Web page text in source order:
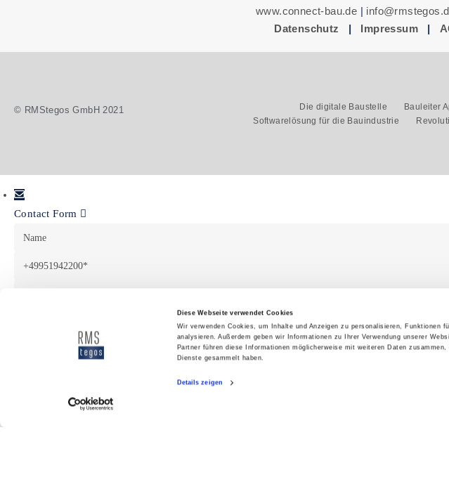
Diese Webseite verwendet Cookies
Wir verwenden Cookies, um Inhalte und Anzeigen zu personalisieren, Funktionen
analysieren. Außerdem geben wir Informationen zu Ihrer Verwendung unserer
Partner führen diese Informationen möglicherweise mit weiteren Daten
Dienste gesammelt haben.
Details zeigen
www.connect-bau.de |
Datenschutz
| Impressum |
© RMStegos GmbH 2021 Die digitale Baustelle Bauleiter
Softwarelösung für die Bauindustrie
Contact Form
Name
+49951942200